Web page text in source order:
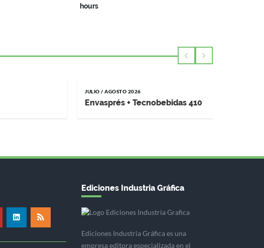
hours
JULIO / AGOSTO 2026
Envasprés + Tecnobebidas 410
Ediciones Industria Gráfica
Ediciones Industria Gráfica es una
empresa editora especializada en el